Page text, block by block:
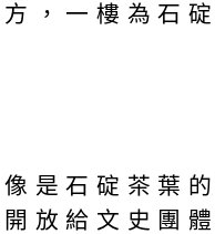
，一樓為石
是石碇茶葉
放給文史團